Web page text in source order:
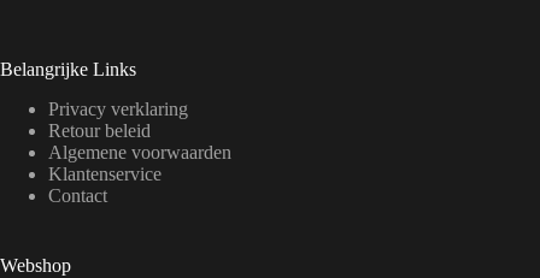
Belangrijke Links
Privacy verklaring
Retour beleid
Algemene voorwaarden
Klantenservice
Contact
Webshop